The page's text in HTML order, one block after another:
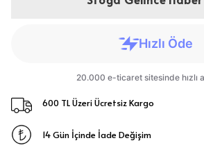
600 TL Üzeri Ücretsiz Kargo
14 Gün İçinde İade Değişim